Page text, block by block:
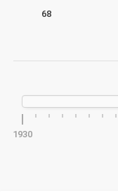
68
1930